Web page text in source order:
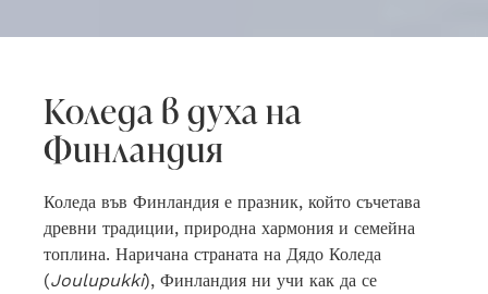
Коледа в духа на
Финландия
Коледа във Финландия е празник, който съчетава
древни традиции, природна хармония и семейна
топлина. Наричана страната на Дядо Коледа
(Joulupukki), Финландия ни учи как да се